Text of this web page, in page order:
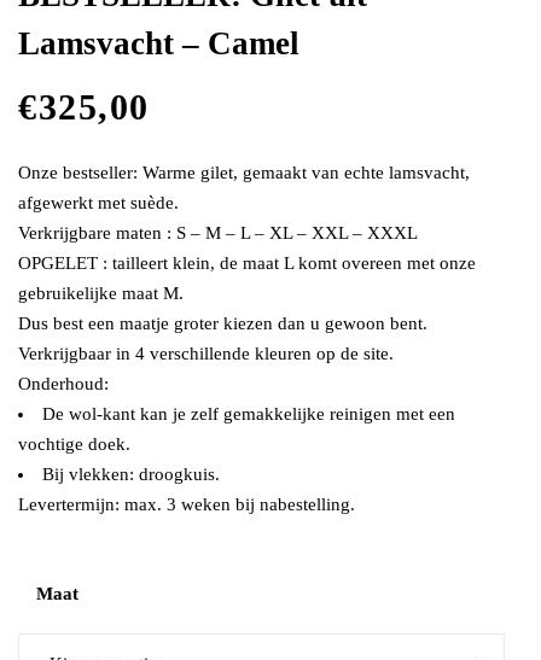
Lamsvacht – Camel
€325,00
Onze bestseller: Warme gilet, gemaakt van echte lamsvacht,
afgewerkt met suède.
Verkrijgbare maten : S – M – L – XL – XXL – XXXL
OPGELET : tailleert klein, de maat L komt overeen met onze
gebruikelijke maat M.
Dus best een maatje groter kiezen dan u gewoon bent.
Verkrijgbaar in 4 verschillende kleuren op de site.
Onderhoud:
De wol-kant kan je zelf gemakkelijke reinigen met een
vochtige doek.
Bij vlekken: droogkuis.
Levertermijn: max. 3 weken bij nabestelling.
Maat